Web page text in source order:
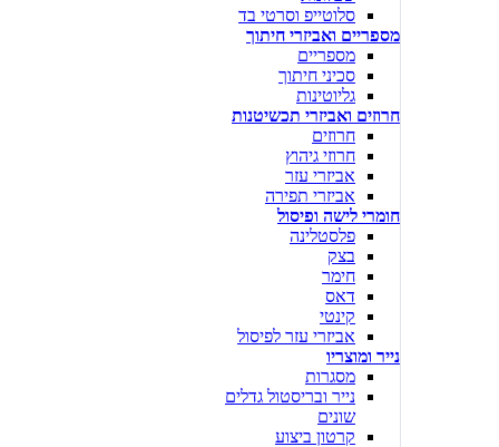
סלוטייפ וסרטי בד
מספריים ואביזרי חיתוך
מספריים
סכיני חיתוך
גליוטינות
חרוזים ואביזרי תכשיטנות
חרוזים
חרוזי גיהוץ
אביזרי עזר
אביזרי תפירה
חומרי לישה ופיסול
פלסטלינה
בצק
חימר
דאס
קינטי
אביזרי עזר לפיסול
נייר ומוצריו
מסגרות
נייר ובריסטול גדלים
שונים
קרטון ביצוע